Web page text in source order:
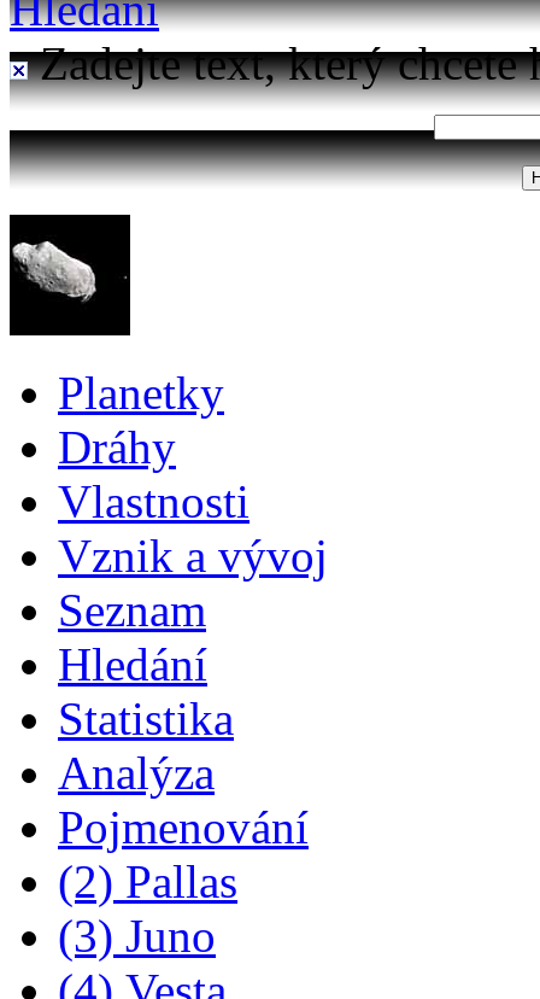
Zadejte text, který chcete
Planetky
Dráhy
Vlastnosti
Vznik a vývoj
Seznam
Hledání
Statistika
Analýza
Pojmenování
(2) Pallas
(3) Juno